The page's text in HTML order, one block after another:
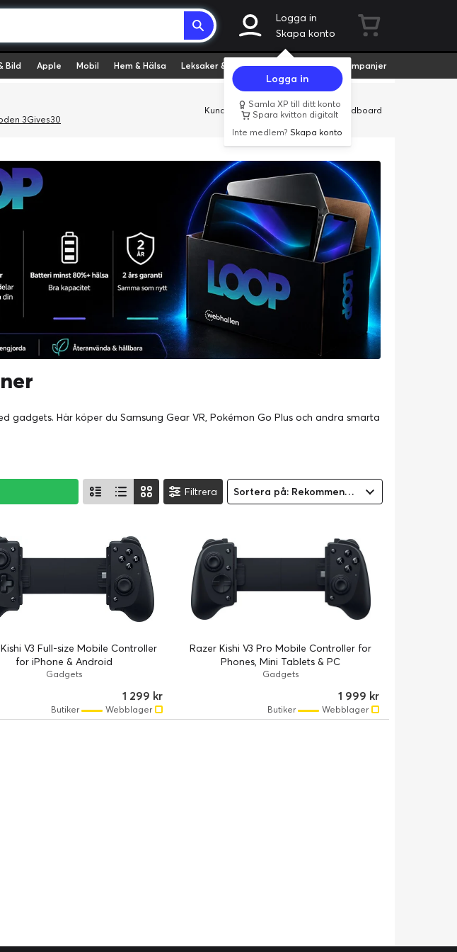
Logga in
Skapa konto
Logga in
Samla XP till ditt konto
Spara kvitton digitalt
Inte medlem?Skapa konto
Bild Apple Mobil Hem & Hälsa Leksaker & Hobby Fyndvaror Kampanjer
3Gives30
Kundservice Butiker Företag Cardboard
Här köper du Samsung Gear VR, Pokémon Go Plus och andra smarta
Filtrera Sortera på: Rekommenderad
V3 Full-size Mobile Controller
for iPhone & Android
Gadgets
1 299 kr
Webblager
Butiker
Razer Kishi V3 Pro Mobile Controller for
Phones, Mini Tablets & PC
Gadgets
1 999 kr
Webblager
Butiker